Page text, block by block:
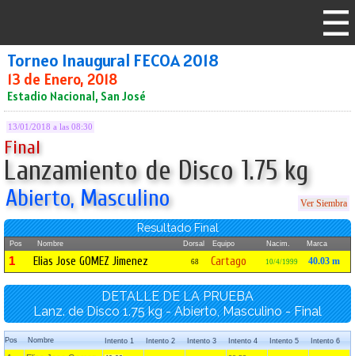
Torneo Inaugural FECOA 2018
13 de Enero, 2018
Estadio Nacional, San José
13/01/2018 a las 08:30
Final
Lanzamiento de Disco 1.75 kg
Abierto, Masculino Ver Siembra
Resultado Final
Pos Nombre Dorsal Equipo Nacim. Marca
1 Elias Jose GOMEZ Jimenez 68 Cartago 10/4/1999 40.03 m
DETALLE DE LA PRUEBA
Lanz. de Disco 1.75 kg - Abierto, Masculino - Final
Pos Nombre Intento 1 Intento 2 Intento 3 Intento 4 Intento 5 Intento 6